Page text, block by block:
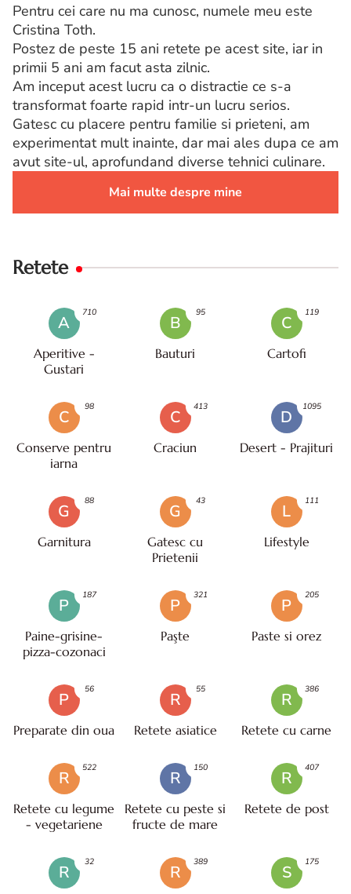
Pentru cei care nu ma cunosc, numele meu este
Cristina Toth.
Postez de peste 15 ani retete pe acest site, iar in
primii 5 ani am facut asta zilnic.
Am inceput acest lucru ca o distractie ce s-a
transformat foarte rapid intr-un lucru serios.
Gatesc cu placere pentru familie si prieteni, am
experimentat mult inainte, dar mai ales dupa ce am
avut site-ul, aprofundand diverse tehnici culinare.
Mai multe despre mine
Retete
A
Aperitive -
Gustari
710
B
Bauturi
95
C
Cartofi
119
C
Conserve pentru
iarna
98
C
Craciun
413
D
Desert - Prajituri
1095
G
Garnitura
88
G
Gatesc cu
Prietenii
43
L
Lifestyle
111
P
Paine-grisine-
pizza-cozonaci
187
P
Paşte
321
P
Paste si orez
205
P
Preparate din oua
56
R
Retete asiatice
55
R
Retete cu carne
386
R
Retete cu legume
- vegetariene
522
R
Retete cu peste si
fructe de mare
150
R
Retete de post
407
R
32
R
389
S
175